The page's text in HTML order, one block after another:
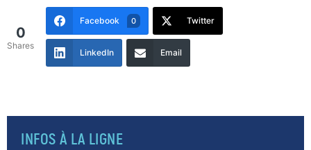
0
Shares
Facebook 0 Twitter
LinkedIn Email
INFOS À LA LIGNE